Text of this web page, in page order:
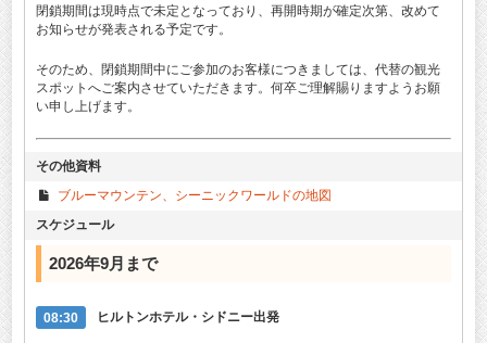
閉鎖期間は現時点で未定となっており、再開時期が確定次第、改めて
お知らせが発表される予定です。
そのため、閉鎖期間中にご参加のお客様につきましては、代替の観光
スポットへご案内させていただきます。何卒ご理解賜りますようお願
い申し上げます。
その他資料
ブルーマウンテン、シーニックワールドの地図
スケジュール
2026年9月まで
08:30 ヒルトンホテル・シドニー出発